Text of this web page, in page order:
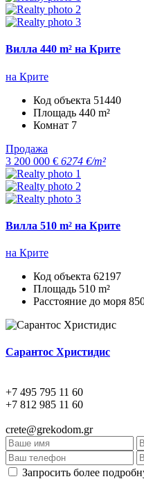
Вилла 440 m² на Крите
на Крите
Код объекта 51440
Площадь 440 m²
Комнат 7
Продажа
3 200 000 € 6274 €/m²
Вилла 510 m² на Крите
на Крите
Код объекта 62197
Площадь 510 m²
Расстояние до моря
Сарантос Христидис
+7 495 795 11 60
+7 812 985 11 60
crete@grekodom.gr
Запросить более